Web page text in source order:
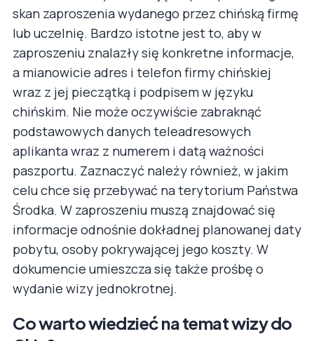
skan zaproszenia wydanego przez chińską firmę
lub uczelnię. Bardzo istotne jest to, aby w
zaproszeniu znalazły się konkretne informacje,
a mianowicie adres i telefon firmy chińskiej
wraz z jej pieczątką i podpisem w języku
chińskim. Nie może oczywiście zabraknąć
podstawowych danych teleadresowych
aplikanta wraz z numerem i datą ważności
paszportu. Zaznaczyć należy również, w jakim
celu chce się przebywać na terytorium Państwa
Środka. W zaproszeniu muszą znajdować się
informacje odnośnie dokładnej planowanej daty
pobytu, osoby pokrywającej jego koszty. W
dokumencie umieszcza się także prośbę o
wydanie wizy jednokrotnej.
Co warto wiedzieć na temat wizy do